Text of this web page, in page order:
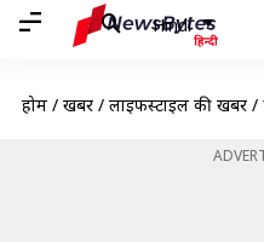
Hindi
होम / खबरें / लाइफस्टाइल की खबरें /